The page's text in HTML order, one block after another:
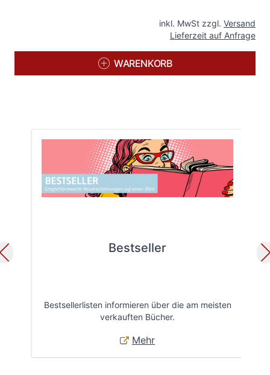
inkl. MwSt zzgl. Versand
Lieferzeit auf Anfrage
WARENKORB
Bestseller
Bestsellerlisten informieren über die am meisten
verkauften Bücher.
Mehr